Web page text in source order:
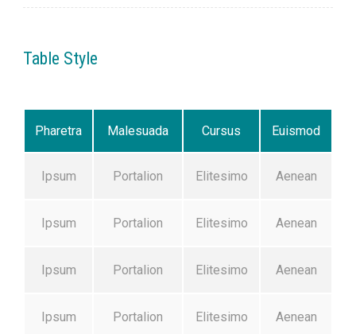
Table Style
Pharetra Malesuada Cursus Euismod
Ipsum Portalion Elitesimo Aenean
Ipsum Portalion Elitesimo Aenean
Ipsum Portalion Elitesimo Aenean
Ipsum Portalion Elitesimo Aenean